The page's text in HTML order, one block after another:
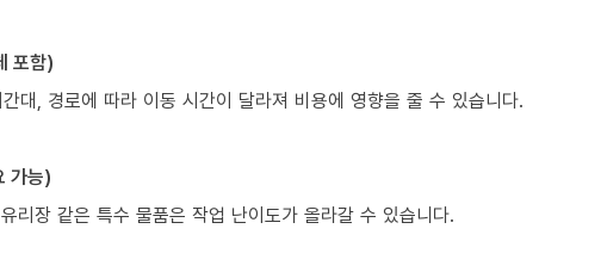
포함)
대, 경로에 따라 이동 시간이 달라져 비용에 영향을 줄 수 있습니다.
가능)
리장 같은 특수 물품은 작업 난이도가 올라갈 수 있습니다.